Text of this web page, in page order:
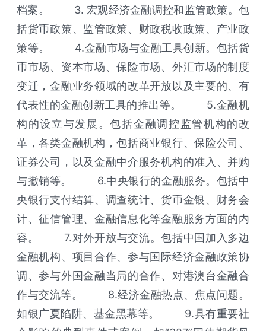
档案。 3. 宏观经济金融调控和监管政策。包
括货币政策、监管政策、财政税收政策、产业政
策等。 4.金融市场与金融工具创新。包括货
币市场、资本市场、保险市场、外汇市场的制度
变迁，金融业务领域的改革开放以及主要的、有
代表性的金融创新工具的推出等。 5.金融机
构的设立与发展。包括金融调控监管机构的改
革，各类金融机构，包括商业银行、保险公司、
证券公司，以及金融中介服务机构的准入、并购
与撤销等。 6.中央银行的金融服务。包括中
央银行支付结算、调查统计、货币金银、财务会
计、征信管理、金融信息化等金融服务方面的内
容。 7.对外开放与交流。包括中国加入多边
金融机构、项目合作、参与国际经济金融政策协
调、参与外国金融当局的合作、对港澳台金融合
作与交流等。 8.经济金融热点、焦点问题。
如银广夏陷阱、基金黑幕等。 9.具有重要社